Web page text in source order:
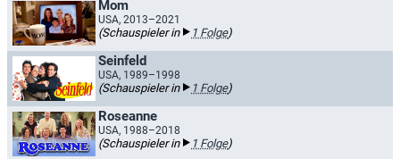
Mom
USA, 2013–2021
(Schauspieler in 1 Folge)
Seinfeld
USA, 1989–1998
(Schauspieler in 1 Folge)
Roseanne
USA, 1988–2018
(Schauspieler in 1 Folge)